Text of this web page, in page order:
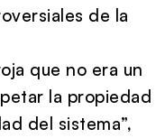
de la
que no era un
la propiedad
del sistema”,